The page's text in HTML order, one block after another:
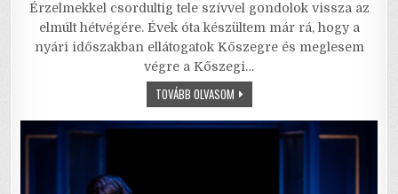
c
e
b
o
it
te
r
ai
l
ai
l
at
s
p
ar
e
Érzelmekkel csordultig tele szívvel gondolok vissza az
elmúlt hétvégére. Évek óta készültem már rá, hogy a
nyári időszakban ellátogatok Kőszegre és meglesem
végre a Kőszegi…
TOVÁBB OLVASOMFELSŐ
SZOMSZÉDOK
–
VENDÉGSÉGBEN